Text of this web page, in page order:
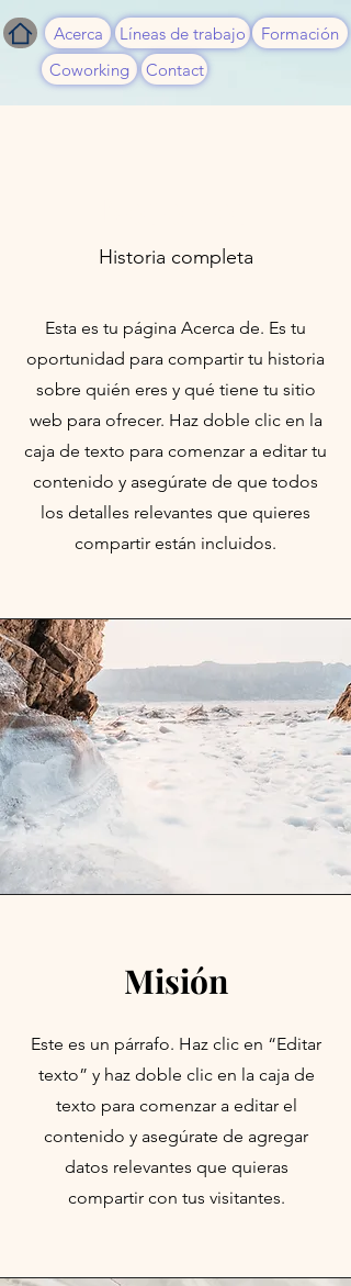
Acerca Líneas de trabajo
Formación
Coworking
Contact
Historia completa
Esta es tu página Acerca de. Es tu
oportunidad para compartir tu historia
sobre quién eres y qué tiene tu sitio
web para ofrecer. Haz doble clic en la
caja de texto para comenzar a editar tu
contenido y asegúrate de que todos
los detalles relevantes que quieres
compartir están incluidos.
Misión
Este es un párrafo. Haz clic en “Editar
texto” y haz doble clic en la caja de
texto para comenzar a editar el
contenido y asegúrate de agregar
datos relevantes que quieras
compartir con tus visitantes.